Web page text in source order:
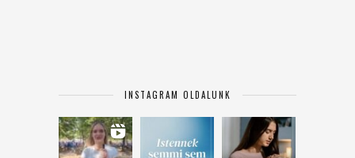
INSTAGRAM OLDALUNK